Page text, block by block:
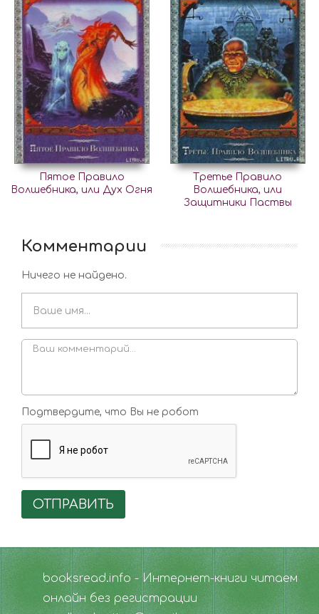
Пятое Правило
Волшебника, или Дух Огня
Третье Правило
Волшебника, или
Защитники Паствы
Комментарии
Ничего не найдено.
Подтвердите, что Вы не робот
ОТПРАВИТЬ
booksread.info - Интернет-книги читаем
онлайн без регистрации